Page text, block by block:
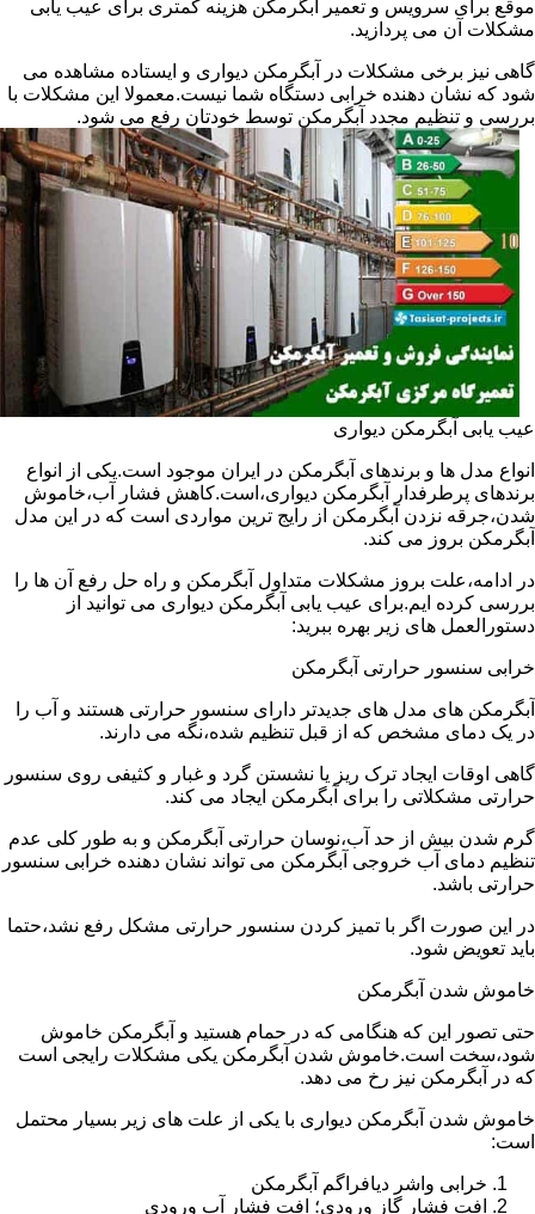
موقع برای سرویس و تعمیر آبگرمکن هزینه کمتری برای عیب یابی
مشکلات آن می پردازید.
گاهی نیز برخی مشکلات در آبگرمکن دیواری و ایستاده مشاهده می
شود که نشان دهنده خرابی دستگاه شما نیست.معمولا این مشکلات با
بررسی و تنظیم مجدد آبگرمکن توسط خودتان رفع می شود.
عیب یابی آبگرمکن دیواری
انواع مدل ها و برندهای آبگرمکن در ایران موجود است.یکی از انواع
برندهای پرطرفدار آبگرمکن دیواری،است.کاهش فشار آب،خاموش
شدن،جرقه نزدن آبگرمکن از رایج ترین مواردی است که در این مدل
آبگرمکن بروز می کند.
در ادامه،علت بروز مشکلات متداول آبگرمکن و راه حل رفع آن ها را
بررسی کرده ایم.برای عیب یابی آبگرمکن دیواری می توانید از
دستورالعمل های زیر بهره ببرید:
خرابی سنسور حرارتی آبگرمکن
آبگرمکن های مدل های جدیدتر دارای سنسور حرارتی هستند و آب را
در یک دمای مشخص که از قبل تنظیم شده،نگه می دارند.
گاهی اوقات ایجاد ترک ریز یا نشستن گرد و غبار و کثیفی روی سنسور
حرارتی مشکلاتی را برای آبگرمکن ایجاد می کند.
گرم شدن بیش از حد آب،نوسان حرارتی آبگرمکن و به طور کلی عدم
تنظیم دمای آب خروجی آبگرمکن می تواند نشان دهنده خرابی سنسور
حرارتی باشد.
در این صورت اگر با تمیز کردن سنسور حرارتی مشکل رفع نشد،حتما
باید تعویض شود.
خاموش شدن آبگرمکن
حتی تصور این که هنگامی که در حمام هستید و آبگرمکن خاموش
شود،سخت است.خاموش شدن آبگرمکن یکی مشکلات رایجی است
که در آبگرمکن نیز رخ می دهد.
خاموش شدن آبگرمکن دیواری با یکی از علت های زیر بسیار محتمل
است:
خرابی واشر دیافراگم آبگرمکن
افت فشار گاز ورودی؛ افت فشار آب ورودی